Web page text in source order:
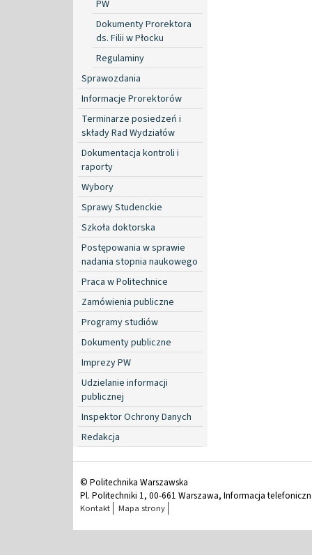
PW
Dokumenty Prorektora
ds. Filii w Płocku
Regulaminy
Sprawozdania
Informacje Prorektorów
Terminarze posiedzeń i
składy Rad Wydziałów
Dokumentacja kontroli i
raporty
Wybory
Sprawy Studenckie
Szkoła doktorska
Postępowania w sprawie
nadania stopnia naukowego
Praca w Politechnice
Zamówienia publiczne
Programy studiów
Dokumenty publiczne
Imprezy PW
Udzielanie informacji
publicznej
Inspektor Ochrony Danych
Redakcja
© Politechnika Warszawska
Pl. Politechniki 1, 00-661 Warszawa, Informacja
Kontakt Mapa strony